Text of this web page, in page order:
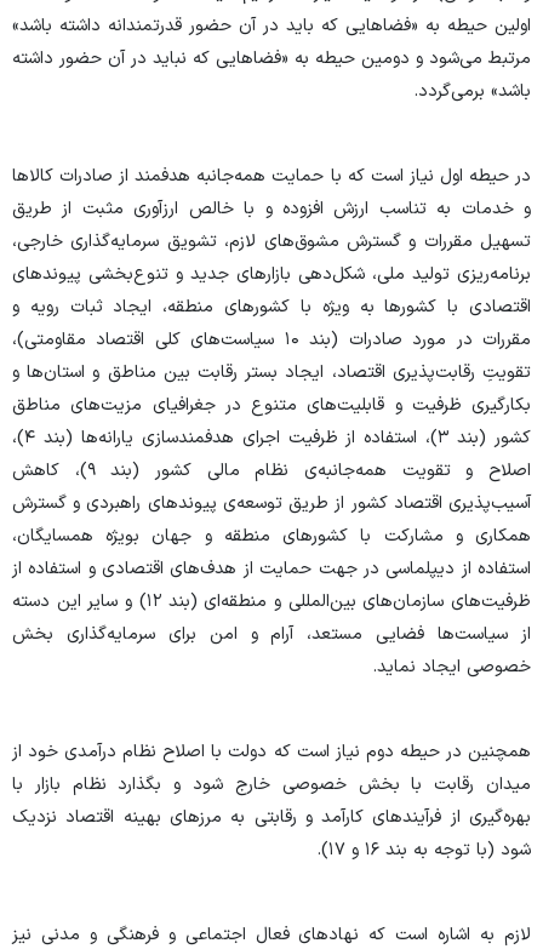
اولین حیطه به «فضاهایی که باید در آن حضور قدرتمندانه داشته باشد»
مرتبط می‌شود و دومین حیطه به «فضاهایی که نباید در آن حضور داشته
باشد» برمی‌گردد.
در حیطه اول نیاز است که با حمایت همه‌جانبه‌ هدفمند از صادرات کالاها
و خدمات به تناسب ارزش افزوده و با خالص ارزآوری مثبت از طریق
تسهیل مقررات و گسترش مشوق‌های لازم، تشویق سرمایه‌گذاری خارجی،
برنامه‌ریزی تولید ملی، شکل‌دهی بازارهای جدید و تنوع‌بخشی پیوندهای
اقتصادی با کشورها به ویژه با کشورهای منطقه، ایجاد ثبات رویه و
مقررات در مورد صادرات (بند ۱۰ سیاست‌های کلی اقتصاد مقاومتی)،
تقویتِ رقابت‌پذیری اقتصاد، ایجاد بستر رقابت بین مناطق و استان‌ها و
بکارگیری ظرفیت و قابلیت‌های متنوع در جغرافیای مزیت‌های مناطق
کشور (بند ۳)، استفاده از ظرفیت اجرای هدفمندسازی یارانه‌ها (بند ۴)،
اصلاح و تقویت همه‌جانبه‌ی نظام مالی کشور (بند ۹)، کاهش
آسیب‌پذیری اقتصاد کشور از طریق توسعه‌ی پیوندهای راهبردی و گسترش
همکاری و مشارکت با کشورهای منطقه و جهان بویژه همسایگان،
استفاده از دیپلماسی در جهت حمایت از هدف‌های اقتصادی و استفاده از
ظرفیت‌های سازمان‌های بین‌المللی و منطقه‌ای (بند ۱۲) و سایر این دسته
از سیاست‌ها فضایی مستعد، آرام و امن برای سرمایه‌گذاری بخش
خصوصی ایجاد نماید.
همچنین در حیطه دوم نیاز است که دولت با اصلاح نظام درآمدی خود از
میدان رقابت با بخش خصوصی خارج شود و بگذارد نظام بازار با
بهره‌گیری از فرآیندهای کارآمد و رقابتی به مرزهای بهینه اقتصاد نزدیک
شود (با توجه به بند ۱۶ و ۱۷).
لازم به اشاره است که نهادهای فعال اجتماعی و فرهنگی و مدنی نیز